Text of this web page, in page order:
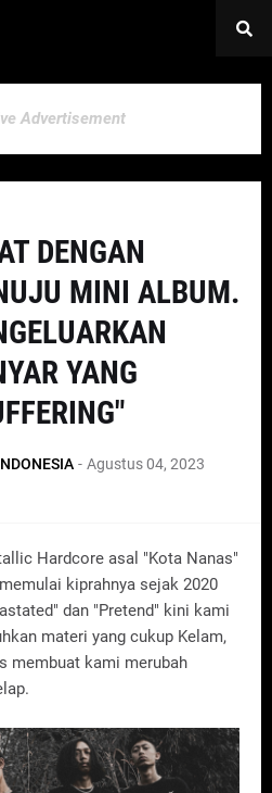
Advertisement
DENGAN
MINI ALBUM.
YANG
- Agustus 04, 2023
Hardcore asal "Kota Nanas"
kiprahnya sejak 2020
dan "Pretend" kini kami
materi yang cukup Kelam,
membuat kami merubah